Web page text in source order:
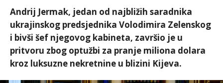
Andrij Jermak, jedan od najbližih saradnika
ukrajinskog predsjednika Volodimira Zelenskog
i bivši šef njegovog kabineta, završio je u
pritvoru zbog optužbi za pranje miliona dolara
kroz luksuzne nekretnine u blizini Kijeva.